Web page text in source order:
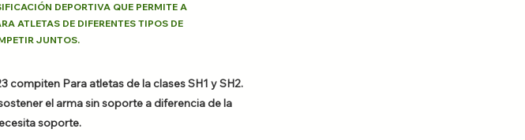
DEPORTIVA QUE PERMITE A
ATLETAS DE DIFERENTES TIPOS DE
JUNTOS.
Para atletas de la clases SH1 y SH2.
el arma sin soporte a diferencia de la
soporte.